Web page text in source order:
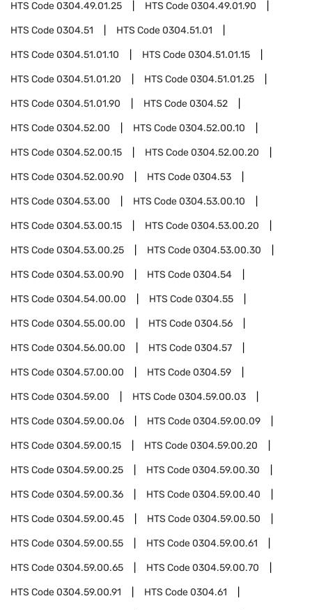
HTS Code0304.49.01.25 HTS Code0304.49.01.90
HTS Code0304.51 HTS Code0304.51.01
HTS Code0304.51.01.10 HTS Code0304.51.01.15
HTS Code0304.51.01.20 HTS Code0304.51.01.25
HTS Code0304.51.01.90 HTS Code0304.52
HTS Code0304.52.00 HTS Code0304.52.00.10
HTS Code0304.52.00.15 HTS Code0304.52.00.20
HTS Code0304.52.00.90 HTS Code0304.53
HTS Code0304.53.00 HTS Code0304.53.00.10
HTS Code0304.53.00.15 HTS Code0304.53.00.20
HTS Code0304.53.00.25 HTS Code0304.53.00.30
HTS Code0304.53.00.90 HTS Code0304.54
HTS Code0304.54.00.00 HTS Code0304.55
HTS Code0304.55.00.00 HTS Code0304.56
HTS Code0304.56.00.00 HTS Code0304.57
HTS Code0304.57.00.00 HTS Code0304.59
HTS Code0304.59.00 HTS Code0304.59.00.03
HTS Code0304.59.00.06 HTS Code0304.59.00.09
HTS Code0304.59.00.15 HTS Code0304.59.00.20
HTS Code0304.59.00.25 HTS Code0304.59.00.30
HTS Code0304.59.00.36 HTS Code0304.59.00.40
HTS Code0304.59.00.45 HTS Code0304.59.00.50
HTS Code0304.59.00.55 HTS Code0304.59.00.61
HTS Code0304.59.00.65 HTS Code0304.59.00.70
HTS Code0304.59.00.91 HTS Code0304.61